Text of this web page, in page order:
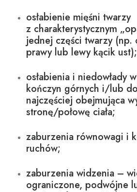
osłabienie mięśni twarzy
z charakterystycznym
jednej części twarzy (np.
prawy lub lewy kącik ust);
osłabienia i niedowłady
kończyn górnych i/lub
najczęściej obejmująca
stronę/połowę ciała;
zaburzenia równowagi i
ruchów;
zaburzenia widzenia –
ograniczone, podwójne